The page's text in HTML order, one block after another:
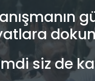
siz de